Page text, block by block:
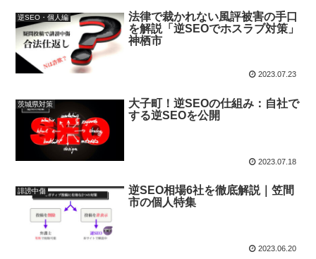
逆SEO・個人編
法律で裁かれない風評被害の手口
を解説「逆SEOでホスラブ対策」
神栖市
2023.07.23
茨城県対策
大子町！逆SEOの仕組み：自社で
する逆SEOを公開
2023.07.18
誹謗中傷
逆SEO相場6社を徹底解説｜笠間
市の個人特集
2023.06.20